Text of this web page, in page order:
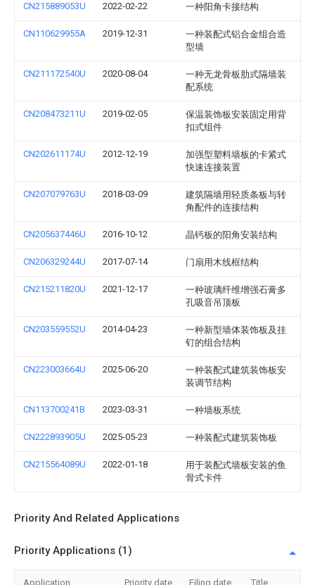
CN215889053U 2022-02-22 一种阳角卡接结构
CN110629955A 2019-12-31
一种装配式铝合金组合造
型墙
CN211172540U 2020-08-04
一种无龙骨板肋式隔墙装
配系统
CN208473211U 2019-02-05
保温装饰板安装固定用背
扣式组件
CN202611174U 2012-12-19
加强型塑料墙板的卡紧式
快速连接装置
CN207079763U 2018-03-09
建筑隔墙用轻质条板与转
角配件的连接结构
CN205637446U 2016-10-12 晶钙板的阳角安装结构
CN206329244U 2017-07-14 门扇用木线框结构
CN215211820U 2021-12-17
一种玻璃纤维增强石膏多
孔吸音吊顶板
CN203559552U 2014-04-23
一种新型墙体装饰板及挂
钉的组合结构
CN223003664U 2025-06-20
一种装配式建筑装饰板安
装调节结构
CN113700241B 2023-03-31 一种墙板系统
CN222893905U 2025-05-23 一种装配式建筑装饰板
CN215564089U 2022-01-18
用于装配式墙板安装的鱼
骨式卡件
Priority And Related Applications
Priority Applications (1)
Application Priority date Filing date Title